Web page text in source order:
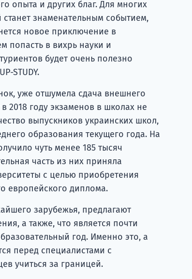
опыта и других благ. Для многих
знаменательным событием,
новое приключение в
попасть в вихрь науки и
будет очень полезно
STUDY.
уже отшумела сдача внешнего
2018 году экзаменов в школах не
выпускников украинских школ,
образования текущего года. На
чуть менее 185 тысяч
часть из них приняла
с целью приобретения
европейского диплома.
зарубежья, предлагают
а также, что является почти
год. Именно это, а
перед специалистами с
учиться за границей.